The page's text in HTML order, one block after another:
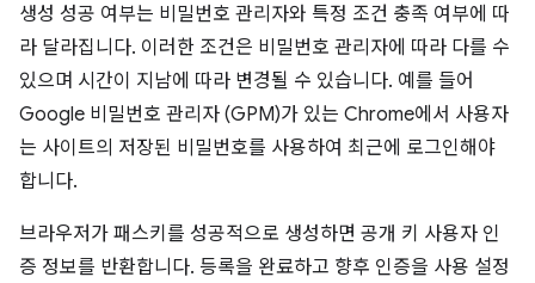
생성 성공 여부는 비밀번호 관리자와 특정 조건 충족 여부에 따
라 달라집니다. 이러한 조건은 비밀번호 관리자에 따라 다를 수
있으며 시간이 지남에 따라 변경될 수 있습니다. 예를 들어
Google 비밀번호 관리자 (GPM)가 있는 Chrome에서 사용자
는 사이트의 저장된 비밀번호를 사용하여 최근에 로그인해야
합니다.
브라우저가 패스키를 성공적으로 생성하면 공개 키 사용자 인
증 정보를 반환합니다. 등록을 완료하고 향후 인증을 사용 설정